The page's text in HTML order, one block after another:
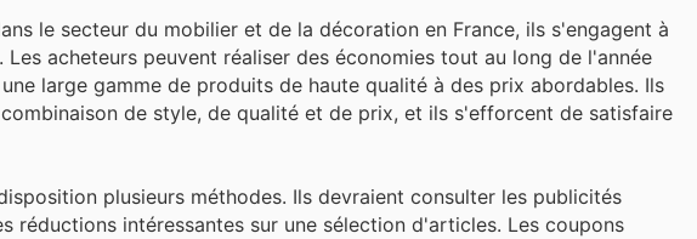
le secteur du mobilier et de la décoration en France, ils s'engagent à
acheteurs peuvent réaliser des économies tout au long de l'année
large gamme de produits de haute qualité à des prix abordables. Ils
de style, de qualité et de prix, et ils s'efforcent de satisfaire
plusieurs méthodes. Ils devraient consulter les publicités
réductions intéressantes sur une sélection d'articles. Les coupons